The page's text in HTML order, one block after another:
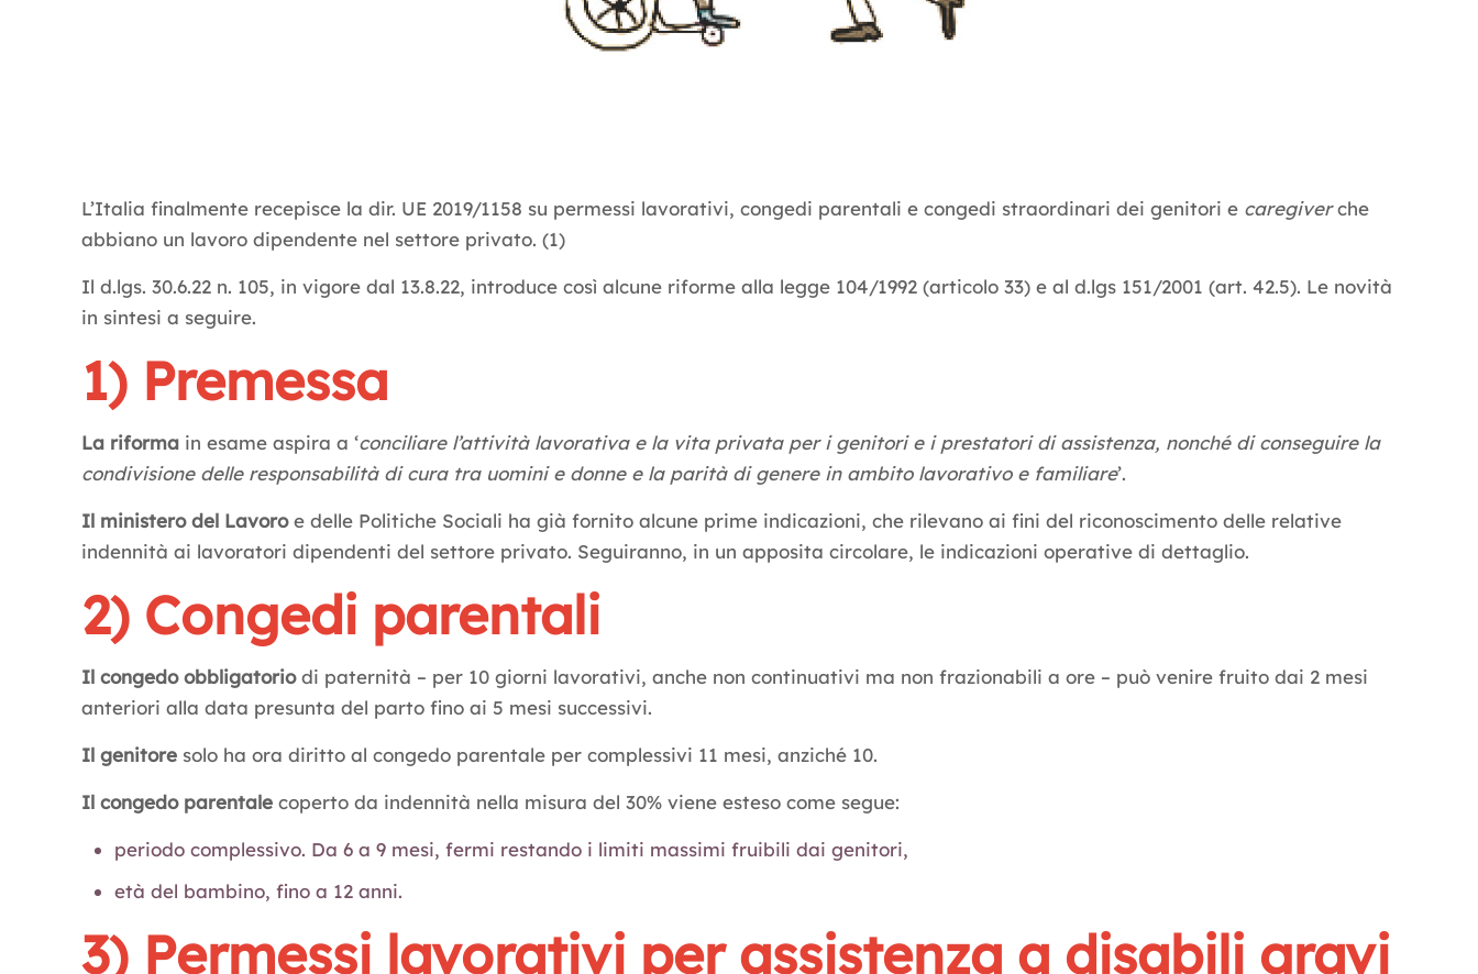
L’Italia finalmente recepisce la dir. UE 2019/1158 su permessi lavorativi, congedi parentali e congedi straordinari dei genitori e caregiverche
abbiano un lavoro dipendente nel settore privato. (1)
Il d.lgs. 30.6.22 n. 105, in vigore dal 13.8.22, introduce così alcune riforme alla legge 104/1992 (articolo 33) e al d.lgs 151/2001 (art. 42.5). Le novità
in sintesi a seguire.
1) Premessa
La riforma in esame aspira a ‘conciliare l’attività lavorativa e la vita privata per i genitori e i prestatori di assistenza, nonché di conseguire la
condivisione delle responsabilità di cura tra uomini e donne e la parità di genere in ambito lavorativo e familiare’.
Il ministero del Lavoroe delle Politiche Sociali ha già fornito alcune prime indicazioni, che rilevano ai fini del riconoscimento delle relative
indennità ai lavoratori dipendenti del settore privato. Seguiranno, in un apposita circolare, le indicazioni operative di dettaglio.
2) Congedi parentali
Il congedo obbligatoriodi paternità – per 10 giorni lavorativi, anche non continuativi ma non frazionabili a ore – può venire fruito dai 2 mesi
anteriori alla data presunta del parto fino ai 5 mesi successivi.
Il genitore solo ha ora diritto al congedo parentale per complessivi 11 mesi, anziché 10.
Il congedo parentale coperto da indennità nella misura del 30% viene esteso come segue:
periodo complessivo. Da 6 a 9 mesi, fermi restando i limiti massimi fruibili dai genitori,
età del bambino, fino a 12 anni.
3) Permessi lavorativi per assistenza a disabili gravi